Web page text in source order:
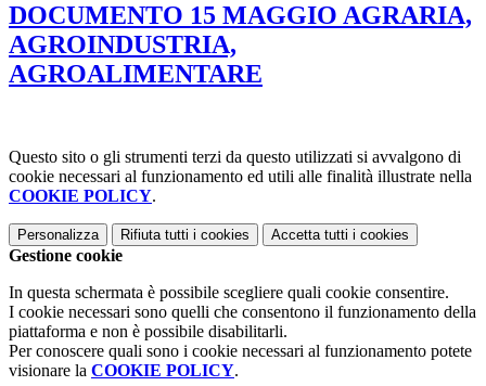
DOCUMENTO 15 MAGGIO AGRARIA,
AGROINDUSTRIA,
AGROALIMENTARE
Questo sito o gli strumenti terzi da questo utilizzati si avvalgono di
cookie necessari al funzionamento ed utili alle finalità illustrate nella
COOKIE POLICY.
Personalizza Rifiuta tutti i cookies Accetta tutti i cookies
Gestione cookie
In questa schermata è possibile scegliere quali cookie consentire.
I cookie necessari sono quelli che consentono il funzionamento della
piattaforma e non è possibile disabilitarli.
Per conoscere quali sono i cookie necessari al funzionamento potete
visionare la COOKIE POLICY.